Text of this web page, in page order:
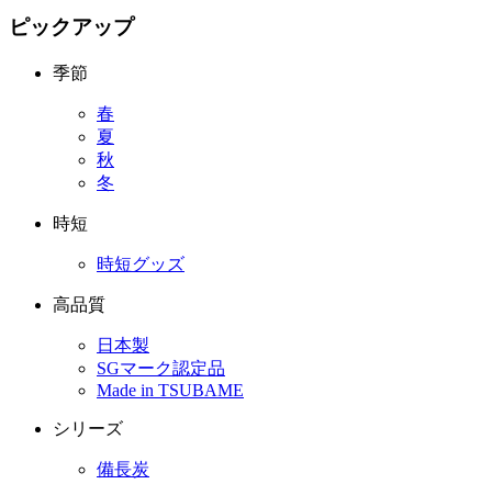
ピックアップ
季節
春
夏
秋
冬
時短
時短グッズ
高品質
日本製
SGマーク認定品
Made in TSUBAME
シリーズ
備長炭